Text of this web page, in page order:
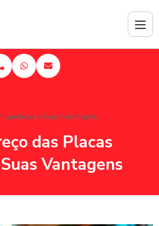
e Suas Vantagens
das Placas
Vantagens